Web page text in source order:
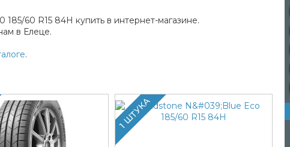
60 R15 84H купить в интернет-магазине.
в Елеце.
.
1 ШТУКА